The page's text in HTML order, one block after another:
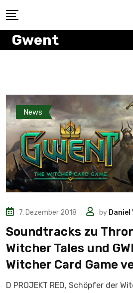
Gwent
News
7. Dezember 2018 by
Soundtracks zu
Witcher Tales und
Witcher Card Game
D PROJEKT RED, Schöpfer der